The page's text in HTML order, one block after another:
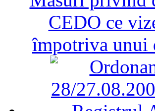
CEDO ce
împotriva unui